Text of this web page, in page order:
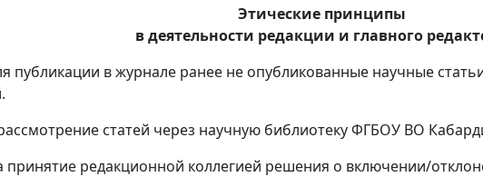
Этические принципы
в деятельности редакции и главного
публикации в журнале ранее не опубликованные научные
статей через научную библиотеку ФГБОУ ВО
редакционной коллегией решения о включении/